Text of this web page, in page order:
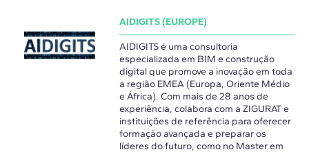
AIDIGITS (EUROPE)
AIDIGITS é uma consultoria
especializada em BIM e construção
digital que promove a inovação em toda
a região EMEA (Europa, Oriente Médio
e África). Com mais de 28 anos de
experiência, colabora com a ZIGURAT e
instituições de referência para oferecer
formação avançada e preparar os
líderes do futuro, como no Master em